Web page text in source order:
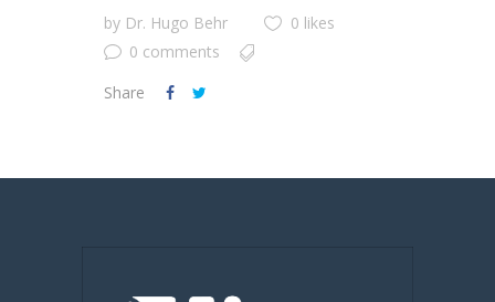
by Dr. Hugo Behr
0 likes
0 comments
Share